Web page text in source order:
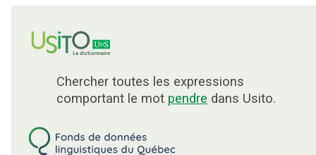
Chercher toutes les expressions
comportant le mot pendre dans Usito.